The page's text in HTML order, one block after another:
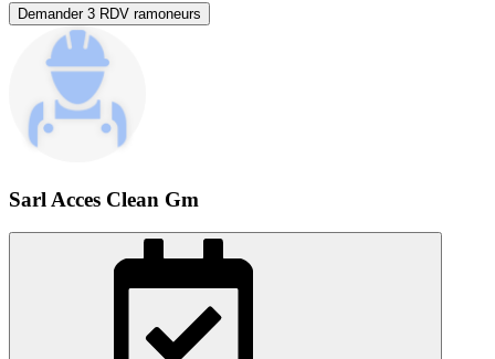
Demander 3 RDV ramoneurs
Sarl Acces Clean Gm